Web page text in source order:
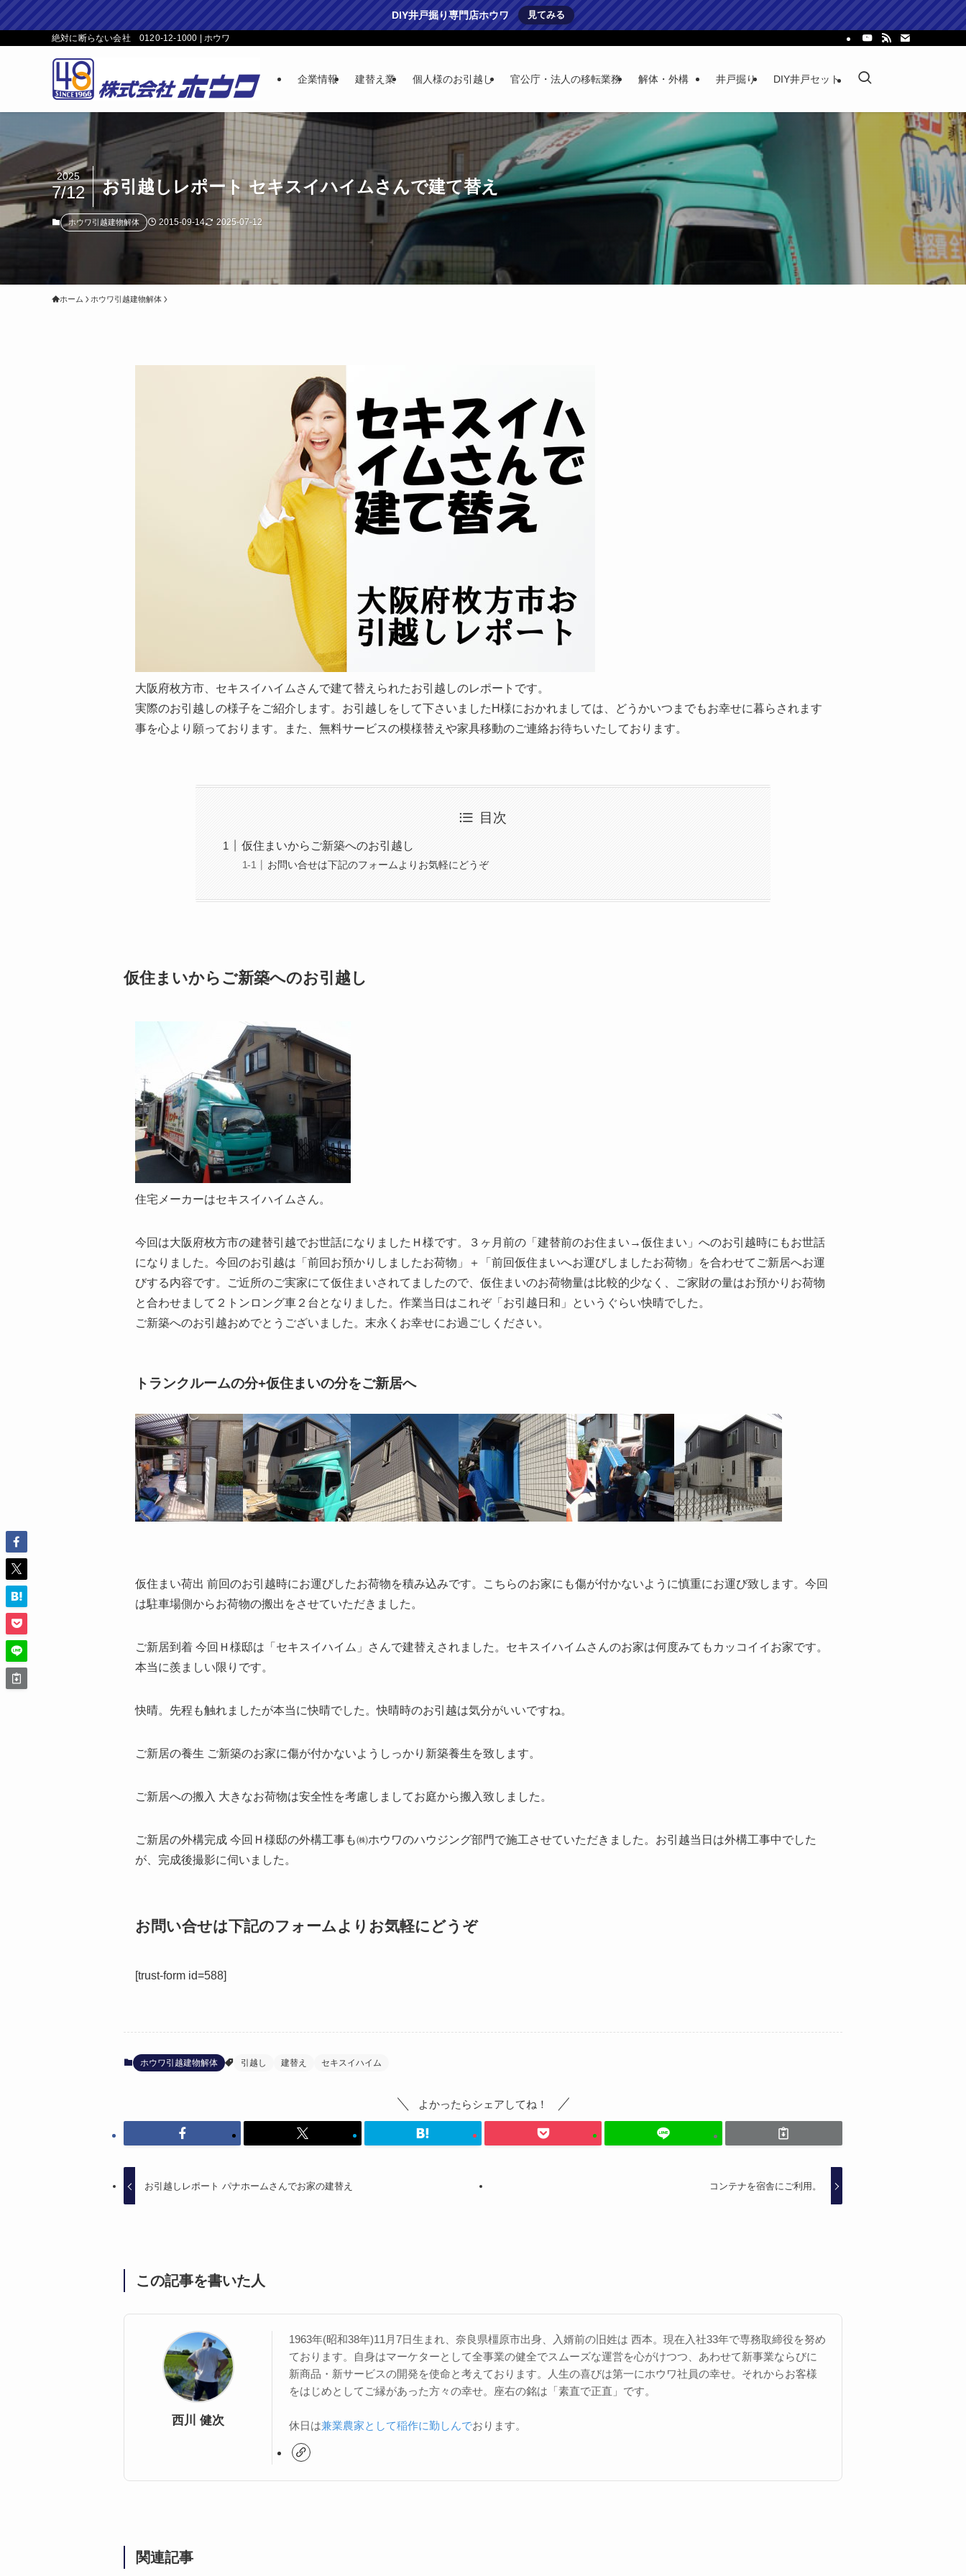
DIY井戸掘り専門店ホウワ 見てみる
絶対に断らない会社 0120-12-1000 | ホウワ
企業情報 建替え業 個人様のお引越し 官公庁・法人の移転業務 解体・外構 井戸掘り DIY井戸セット
お引越しレポート セキスイハイムさんで建て替え
2025
7/12
ホウワ引越建物解体 2015-09-14 2025-07-12
ホーム ホウワ引越建物解体
大阪府枚方市、セキスイハイムさんで建て替えられたお引越しのレポートです。
実際のお引越しの様子をご紹介します。お引越しをして下さいましたH様におかれましては、どうかいつまでもお幸せに暮らされます
事を心より願っております。また、無料サービスの模様替えや家具移動のご連絡お待ちいたしております。
目次
仮住まいからご新築へのお引越し
お問い合せは下記のフォームよりお気軽にどうぞ
仮住まいからご新築へのお引越し
住宅メーカーはセキスイハイムさん。
今回は大阪府枚方市の建替引越でお世話になりましたＨ様です。３ヶ月前の「建替前のお住まい→仮住まい」へのお引越時にもお世話
になりました。今回のお引越は「前回お預かりしましたお荷物」＋「前回仮住まいへお運びしましたお荷物」を合わせてご新居へお運
びする内容です。ご近所のご実家にて仮住まいされてましたので、仮住まいのお荷物量は比較的少なく、ご家財の量はお預かりお荷物
と合わせまして２トンロング車２台となりました。作業当日はこれぞ「お引越日和」というぐらい快晴でした。
ご新築へのお引越おめでとうございました。末永くお幸せにお過ごしください。
トランクルームの分+仮住まいの分をご新居へ
仮住まい荷出 前回のお引越時にお運びしたお荷物を積み込みです。こちらのお家にも傷が付かないように慎重にお運び致します。今回
は駐車場側からお荷物の搬出をさせていただきました。
ご新居到着 今回Ｈ様邸は「セキスイハイム」さんで建替えされました。セキスイハイムさんのお家は何度みてもカッコイイお家です。
本当に羨ましい限りです。
快晴。先程も触れましたが本当に快晴でした。快晴時のお引越は気分がいいですね。
ご新居の養生 ご新築のお家に傷が付かないようしっかり新築養生を致します。
ご新居への搬入 大きなお荷物は安全性を考慮しましてお庭から搬入致しました。
ご新居の外構完成 今回Ｈ様邸の外構工事も㈱ホウワのハウジング部門で施工させていただきました。お引越当日は外構工事中でした
が、完成後撮影に伺いました。
お問い合せは下記のフォームよりお気軽にどうぞ
[trust-form id=588]
ホウワ引越建物解体 引越し 建替え セキスイハイム
よかったらシェアしてね！
お引越しレポート パナホームさんでお家の建替え コンテナを宿舎にご利用。
この記事を書いた人
西川 健次
1963年(昭和38年)11月7日生まれ、奈良県橿原市出身、入婿前の旧姓は 西本。現在入社33年で専務取締役を努め
ております。自身はマーケターとして全事業の健全でスムーズな運営を心がけつつ、あわせて新事業ならびに
新商品・新サービスの開発を使命と考えております。人生の喜びは第一にホウワ社員の幸せ。それからお客様
をはじめとしてご縁があった方々の幸せ。座右の銘は「素直で正直」です。
休日は兼業農家として稲作に勤しんでおります。
関連記事